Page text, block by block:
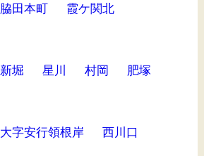
脇田本町 霞ケ関北
新堀 星川 村岡 肥塚
大字安行領根岸 西川口